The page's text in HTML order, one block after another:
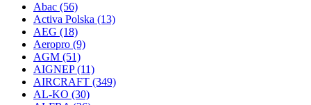
Abac (56)
Activa Polska (13)
AEG (18)
Aeropro (9)
AGM (51)
AIGNEP(11)
AIRCRAFT (349)
AL-KO (30)